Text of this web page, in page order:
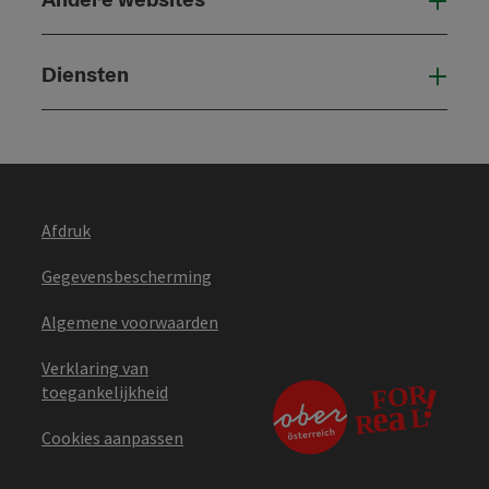
Diensten
Afdruk
Gegevensbescherming
Algemene voorwaarden
Verklaring van
toegankelijkheid
Cookies aanpassen